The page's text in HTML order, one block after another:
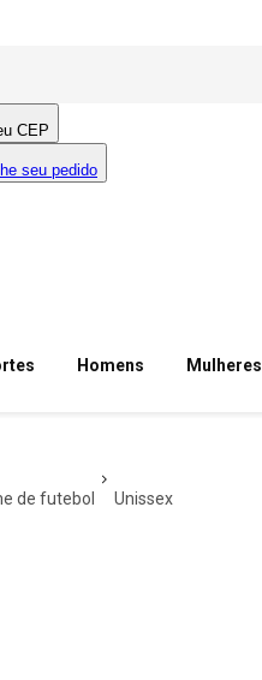
CEP
seu pedido
Homens Mulheres
de futebol unissex